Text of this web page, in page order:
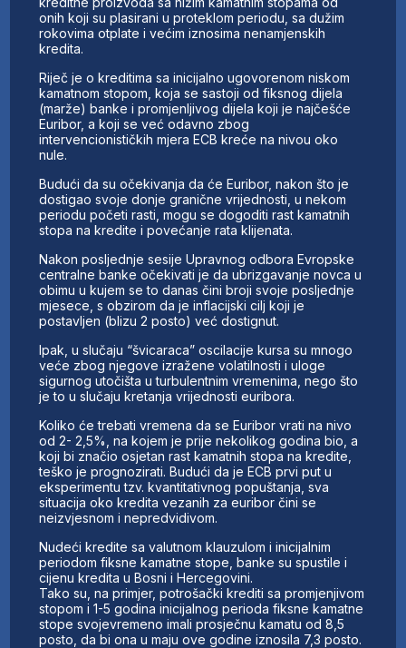
onih koji su plasirani u proteklom periodu, sa dužim
rokovima otplate i većim iznosima nenamjenskih
kredita.
Riječ je o kreditima sa inicijalno ugovorenom niskom
kamatnom stopom, koja se sastoji od fiksnog dijela
(marže) banke i promjenljivog dijela koji je najčešće
Euribor, a koji se već odavno zbog
intervencionističkih mjera ECB kreće na nivou oko
nule.
Budući da su očekivanja da će Euribor, nakon što je
dostigao svoje donje granične vrijednosti, u nekom
periodu početi rasti, mogu se dogoditi rast kamatnih
stopa na kredite i povećanje rata klijenata.
Nakon posljednje sesije Upravnog odbora Evropske
centralne banke očekivati je da ubrizgavanje novca u
obimu u kujem se to danas čini broji svoje posljednje
mjesece, s obzirom da je inflacijski cilj koji je
postavljen (blizu 2 posto) već dostignut.
Ipak, u slučaju “švicaraca” oscilacije kursa su mnogo
veće zbog njegove izražene volatilnosti i uloge
sigurnog utočišta u turbulentnim vremenima, nego što
je to u slučaju kretanja vrijednosti euribora.
Koliko će trebati vremena da se Euribor vrati na nivo
od 2- 2,5%, na kojem je prije nekolikog godina bio, a
koji bi značio osjetan rast kamatnih stopa na kredite,
teško je prognozirati. Budući da je ECB prvi put u
eksperimentu tzv. kvantitativnog popuštanja, sva
situacija oko kredita vezanih za euribor čini se
neizvjesnom i nepredvidivom.
Nudeći kredite sa valutnom klauzulom i inicijalnim
periodom fiksne kamatne stope, banke su spustile i
cijenu kredita u Bosni i Hercegovini.
Tako su, na primjer, potrošački krediti sa promjenjivom
stopom i 1-5 godina inicijalnog perioda fiksne kamatne
stope svojevremeno imali prosječnu kamatu od 8,5
posto, da bi ona u maju ove godine iznosila 7,3 posto.